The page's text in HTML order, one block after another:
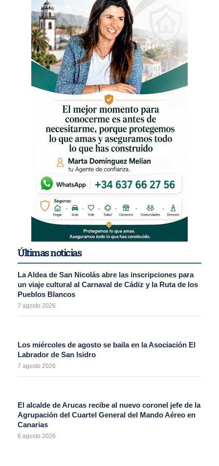
Últimas noticias
La Aldea de San Nicolás abre las inscripciones para
un viaje cultural al Carnaval de Cádiz y la Ruta de los
Pueblos Blancos
7 agosto 2026
Los miércoles de agosto se baila en la Asociación El
Labrador de San Isidro
7 agosto 2026
El alcalde de Arucas recibe al nuevo coronel jefe de la
Agrupación del Cuartel General del Mando Aéreo en
Canarias
6 agosto 2026